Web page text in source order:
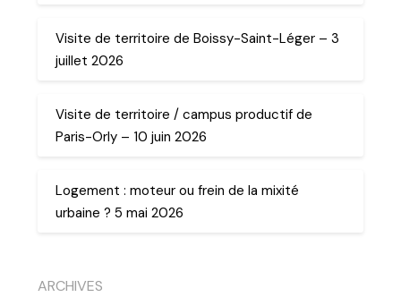
Visite de territoire de Boissy-Saint-Léger – 3
juillet 2026
Visite de territoire / campus productif de
Paris-Orly – 10 juin 2026
Logement : moteur ou frein de la mixité
urbaine ? 5 mai 2026
ARCHIVES